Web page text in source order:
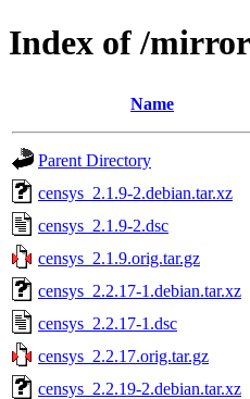
Index of /
Name
Parent Directory
censys_2.1.9-2.debian.tar.xz
censys_2.1.9-2.dsc
censys_2.1.9.orig.tar.gz
censys_2.2.17-1.debian.tar.xz
censys_2.2.17-1.dsc
censys_2.2.17.orig.tar.gz
censys_2.2.19-2.debian.tar.xz